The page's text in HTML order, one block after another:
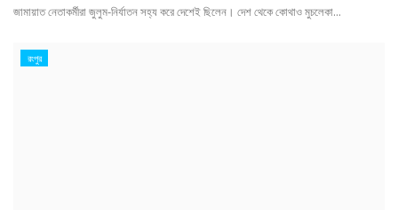
জামায়াত নেতাকর্মীরা জুলুম-নির্যাতন সহ্য করে দেশেই ছিলেন। দেশ থেকে কোথাও মুচলেকা...
রংপুর